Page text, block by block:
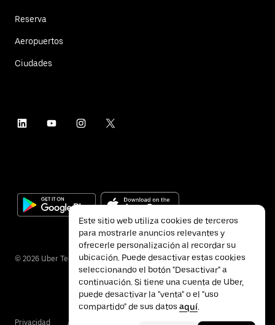
Reserva
Aeropuertos
Ciudades
© 2026 Uber Technologies Inc.
Privacidad Accesibilidad
Este sitio web utiliza cookies de terceros
para mostrarle anuncios relevantes y
ofrecerle personalización al recordar su
ubicación. Puede desactivar estas cookies
seleccionando el botón "Desactivar" a
continuación. Si tiene una cuenta de Uber,
puede desactivar la "venta" o el "uso
compartido" de sus datos aquí.